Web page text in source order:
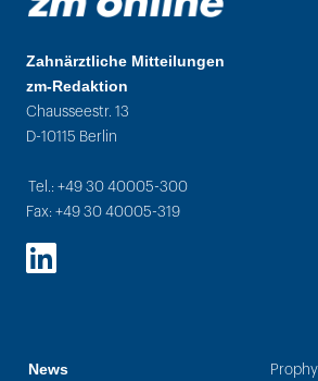
Zahnärztliche Mitteilungen
zm-Redaktion
Chausseestr. 13
D-10115 Berlin
Tel.: +49 30 40005-300
Fax: +49 30 40005-319
LinkedIn
News